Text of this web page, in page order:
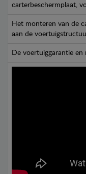
carterbeschermplaat,
Het monteren van de
aan de
De voertuiggarantie en